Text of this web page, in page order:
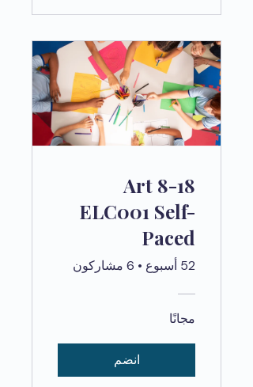
Art 8-18
ELC001 Self-
Paced
52 أسبوع • 6 مشاركون
مجانًا
انضم